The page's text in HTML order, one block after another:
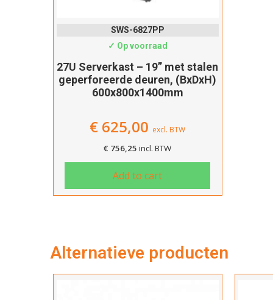
SWS-6827PP
✓ Op voorraad
27U Serverkast – 19” met stalen
geperforeerde deuren, (BxDxH)
600x800x1400mm
€ 625,00 excl. BTW
€ 756,25 incl. BTW
Add to cart
Alternatieve producten